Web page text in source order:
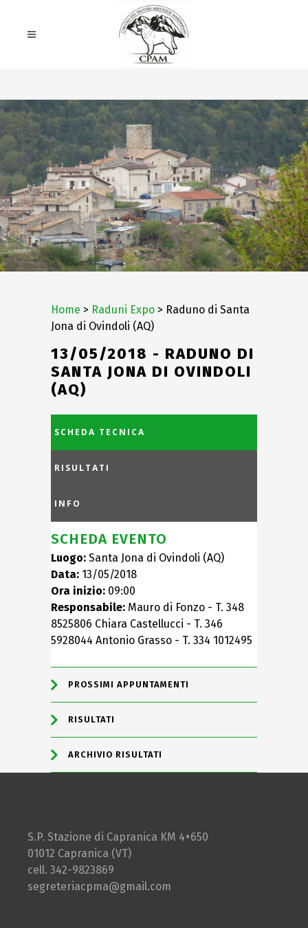
Home > Raduni Expo > Raduno di Santa
Jona di Ovindoli (AQ)
13/05/2018 - RADUNO DI
SANTA JONA DI OVINDOLI
(AQ)
SCHEDA TECNICA
RISULTATI
INFO
SCHEDA EVENTO
Luogo: Santa Jona di Ovindoli (AQ)
Data: 13/05/2018
Ora inizio: 09:00
Responsabile: Mauro di Fonzo - T. 348
8525806 Chiara Castellucci - T. 346
5928044 Antonio Grasso - T. 334 1012495
PROSSIMI APPUNTAMENTI
RISULTATI
ARCHIVIO RISULTATI
S.P. Stazione di Capranica KM 4+650
01012 Capranica (VT)
cell. 342-9823869
segreteriacpma@gmail.com